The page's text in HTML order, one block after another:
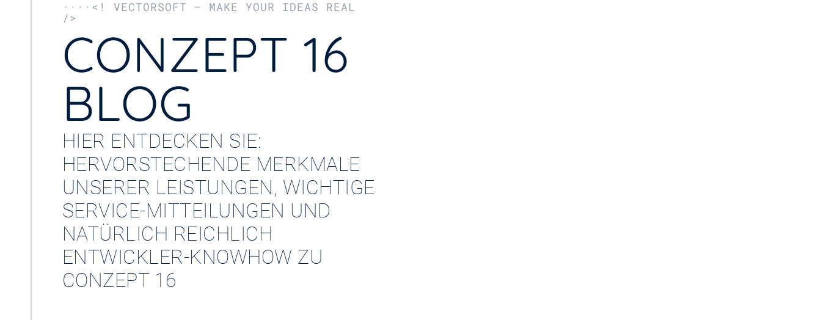
····<! VECTORSOFT – MAKE YOUR IDEAS REAL
/>
CONZEPT 16
BLOG
HIER ENTDECKEN SIE:
HERVORSTECHENDE MERKMALE
UNSERER LEISTUNGEN, WICHTIGE
SERVICE-MITTEILUNGEN UND
NATÜRLICH REICHLICH
ENTWICKLER-KNOWHOW ZU
CONZEPT 16